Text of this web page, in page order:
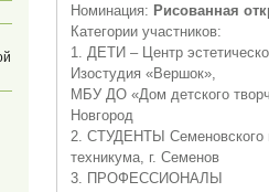
Номинация: Рисованная
Категории участников:
1. ДЕТИ – Центр
Изостудия «Вершок»,
МБУ ДО «Дом детского
Новгород
2. СТУДЕНТЫ Семеновского
техникума, г. Семенов
3. ПРОФЕССИОНАЛЫ